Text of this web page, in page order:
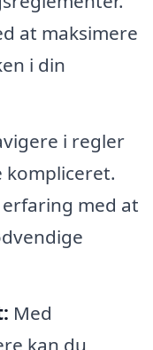
at maksimere
i din
i regler
med at
Med
kan du